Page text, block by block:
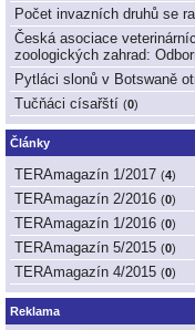
Počet invazních druhů se
Česká asociace
zoologických zahrad:
Pytláci slonů v Botswaně
Tučňáci císařští (0)
Články
TERAmagazín 1/2017 (4)
TERAmagazín 2/2016 (0)
TERAmagazín 1/2016 (0)
TERAmagazín 5/2015 (0)
TERAmagazín 4/2015 (0)
Reklama